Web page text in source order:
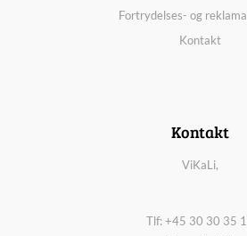
Fortrydelses- og
Kontakt
Kontakt
ViKaLi,
Tlf: +45 30 30 35